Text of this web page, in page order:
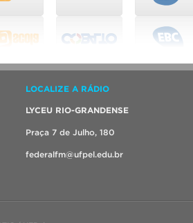
LOCALIZE A RÁDIO
LYCEU RIO-GRANDENSE
Praça 7 de Julho, 180
federalfm@ufpel.edu.br